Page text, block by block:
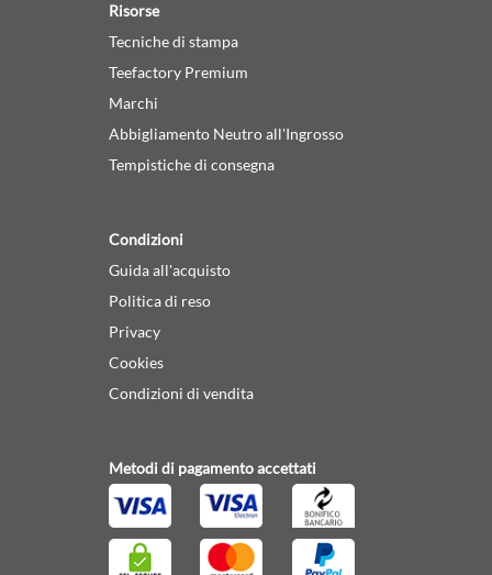
Risorse
Tecniche di stampa
Teefactory Premium
Marchi
Abbigliamento Neutro all'Ingrosso
Tempistiche di consegna
Condizioni
Guida all'acquisto
Politica di reso
Privacy
Cookies
Condizioni di vendita
Metodi di pagamento accettati